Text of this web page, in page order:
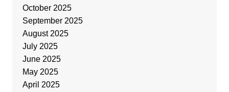
October 2025
September 2025
August 2025
July 2025
June 2025
May 2025
April 2025